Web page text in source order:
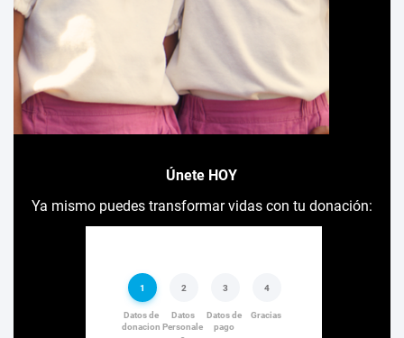
Únete HOY
Ya mismo puedes transformar vidas con tu donación: